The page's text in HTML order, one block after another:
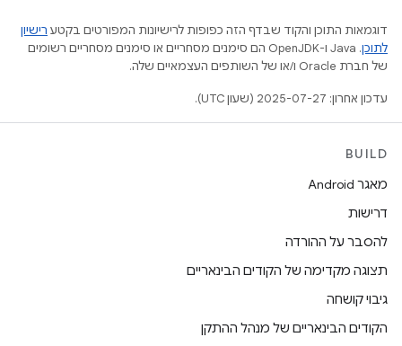
דוגמאות התוכן והקוד שבדף הזה כפופות לרישיונות המפורטים בקטע רישיון
לתוכן
.‏ Java ו-OpenJDK הם סימנים מסחריים או סימנים מסחריים רשומים
של חברת Oracle ו/או של השותפים העצמאיים שלה.
עדכון אחרון: 2025-07-27 (שעון UTC).
BUILD
מאגר Android
דרישות
להסבר על ההורדה
תצוגה מקדימה של הקודים הבינאריים
גיבוי קושחה
הקודים הבינאריים של מנהל ההתקן